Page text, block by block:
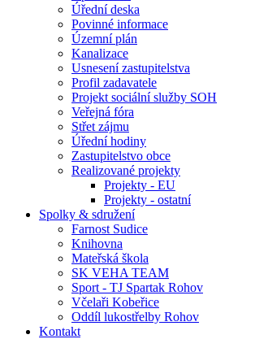
Úřední deska
Povinné informace
Územní plán
Kanalizace
Usnesení zastupitelstva
Profil zadavatele
Projekt sociální služby SOH
Veřejná fóra
Střet zájmu
Úřední hodiny
Zastupitelstvo obce
Realizované projekty
Projekty - EU
Projekty - ostatní
Spolky & sdružení
Farnost Sudice
Knihovna
Mateřská škola
SK VEHA TEAM
Sport - TJ Spartak Rohov
Včelaři Kobeřice
Oddíl lukostřelby Rohov
Kontakt